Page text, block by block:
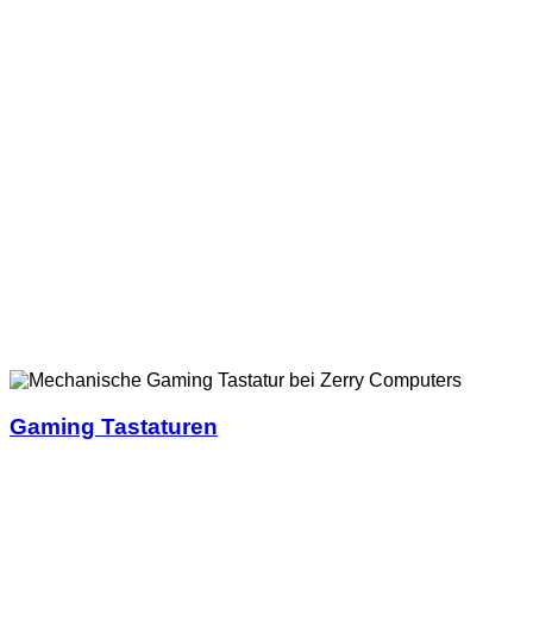
Gaming Tastaturen